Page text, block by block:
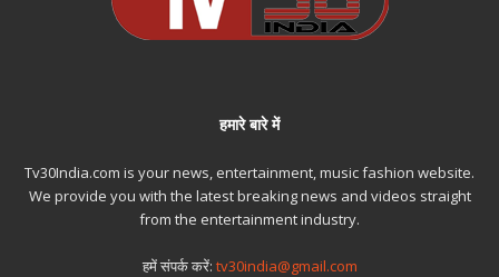
हमारे बारे में
Tv30India.com is your news, entertainment, music fashion website.
We provide you with the latest breaking news and videos straight
from the entertainment industry.
हमें संपर्क करें: tv30india@gmail.com